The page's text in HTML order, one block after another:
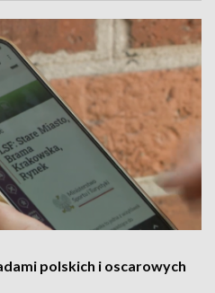
polskich i oscarowych